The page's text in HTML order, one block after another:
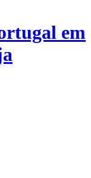
em